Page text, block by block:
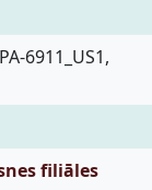
6911_US1,
filiāles